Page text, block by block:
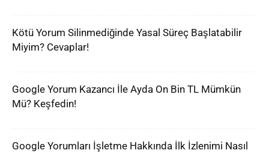
Kötü Yorum Silinmediğinde Yasal Süreç Başlatabilir
Miyim? Cevaplar!
Google Yorum Kazancı İle Ayda On Bin TL Mümkün
Mü? Keşfedin!
Google Yorumları İşletme Hakkında İlk İzlenimi Nasıl